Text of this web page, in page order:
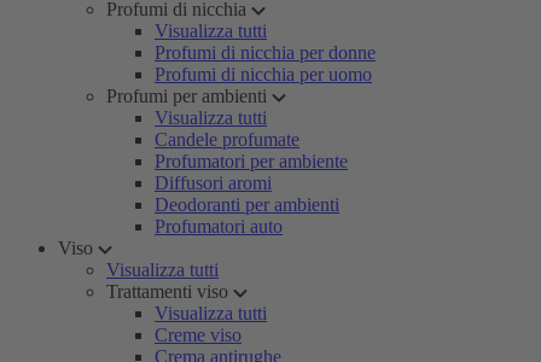
Profumi di nicchia
Visualizza tutti
Profumi di nicchia per donne
Profumi di nicchia per uomo
Profumi per ambienti
Visualizza tutti
Candele profumate
Profumatori per ambiente
Diffusori aromi
Deodoranti per ambienti
Profumatori auto
Viso
Visualizza tutti
Trattamenti viso
Visualizza tutti
Creme viso
Crema antirughe